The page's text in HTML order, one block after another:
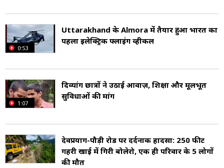
70.01% महिला साक्षर है (Uttarakhand
literacy).
राष्ट्रीय परिवार स्वास्थ्य सर्वेक्षण-5 के साल 2020-2021
Mortality Rate IMR आईएमआर) 27 है, यानि
1000 शिशुओं में 27 की जन्म के दौरान या तुरंत बाद मौत
हो जाती है.
उत्तराखंड में 70 विधान सभा निर्वाचन क्षेत्र (Assembly
0:53
Uttarakhand के Almora में तैयार हुआ भारत का
पहला इलेक्ट्रिक फ्लाइंग व्हीकल
1:07
दिव्यांग छात्रों ने उठाई आवाज़, शिक्षा और मूलभूत
सुविधाओं की मांग
देवप्रयाग-पौड़ी रोड पर दर्दनाक हादसा: 250 फीट
गहरी खाई में गिरी बोलेरो, एक ही परिवार के 5 लोगों
की मौत